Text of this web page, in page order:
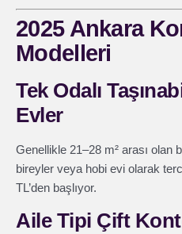
2025 Ankara
Modelleri
Tek Odalı
Evler
Genellikle 21–28 m² arası olan
bireyler veya hobi evi olarak
TL’den başlıyor.
Aile Tipi Çift